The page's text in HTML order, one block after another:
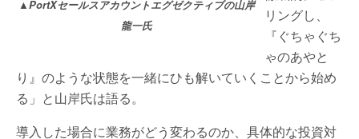
▲PortXセールスアカウントエグゼクティブの山岸
龍一氏
リングし、
『ぐちゃぐち
ゃのあやと
り』のような状態を一緒にひも解いていくことから始め
る」と山岸氏は語る。
導入した場合に業務がどう変わるのか、具体的な投資対